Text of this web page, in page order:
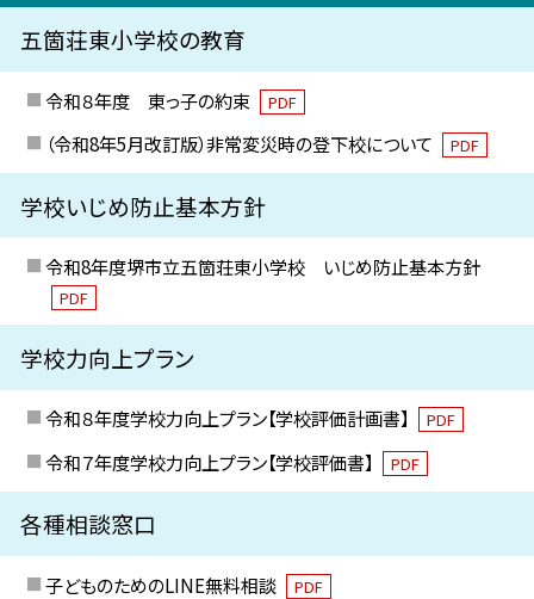
五箇荘東小学校の教育
令和８年度 東っ子の約束 PDF
（令和8年5月改訂版）非常変災時の登下校について PDF
学校いじめ防止基本方針
令和8年度堺市立五箇荘東小学校 いじめ防止基本方針
PDF
学校力向上プラン
令和８年度学校力向上プラン【学校評価計画書】 PDF
令和７年度学校力向上プラン【学校評価書】 PDF
各種相談窓口
子どものためのLINE無料相談 PDF